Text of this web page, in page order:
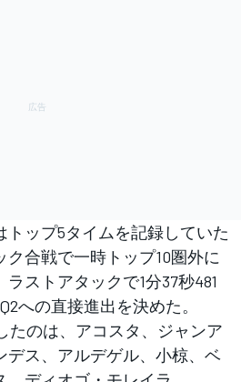
ップ5タイムを記録していた
合戦で一時トップ10圏外に
ストアタックで1分37秒481
への直接進出を決めた。
たのは、アコスタ、ジャンア
デス、アルデゲル、小椋、ベ